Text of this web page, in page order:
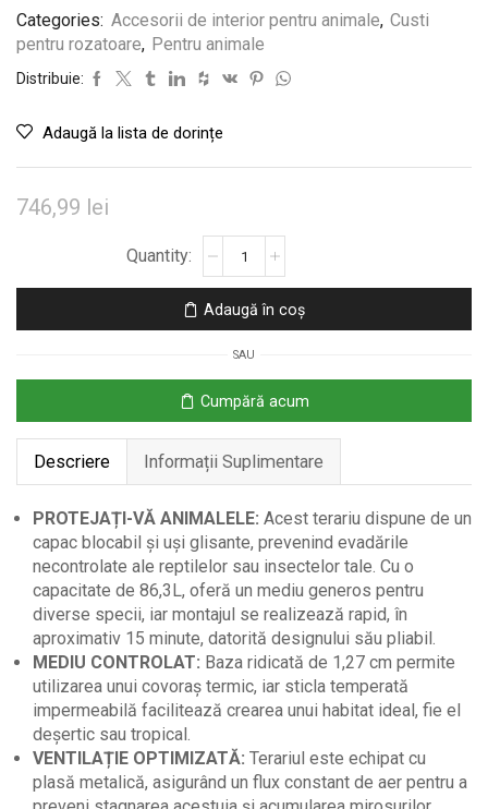
Categories: Accesorii de interior pentru animale, Custi
pentru rozatoare, Pentru animale
Distribuie:
Adaugă la lista de dorințe
746,99 lei
Pliabil
cu
Sticlă
Securizată,
60x45x32
cm
Adaugă în coș
SAU
Cumpără acum
Descriere Informații Suplimentare
PROTEJAȚI-VĂ ANIMALELE: Acest terariu dispune de un
capac blocabil și uși glisante, prevenind evadările
necontrolate ale reptilelor sau insectelor tale. Cu o
capacitate de 86,3L, oferă un mediu generos pentru
diverse specii, iar montajul se realizează rapid, în
aproximativ 15 minute, datorită designului său pliabil.
MEDIU CONTROLAT: Baza ridicată de 1,27 cm permite
utilizarea unui covoraș termic, iar sticla temperată
impermeabilă facilitează crearea unui habitat ideal, fie el
deșertic sau tropical.
VENTILAȚIE OPTIMIZATĂ: Terariul este echipat cu
plasă metalică, asigurând un flux constant de aer pentru a